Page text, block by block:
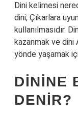
Dini kelimesi
dini; Çıkarlara
kullanılmasıdır.
kazanmak ve
yönde yaşamak
DININE
DENIR?